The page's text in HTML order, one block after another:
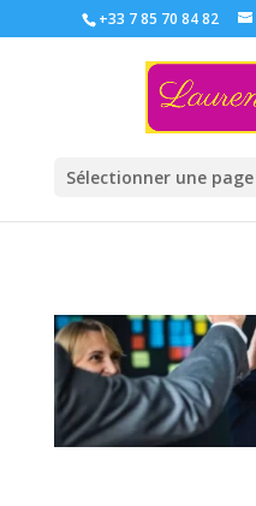
+33 7 85 70 84 82
Sélectionner une page